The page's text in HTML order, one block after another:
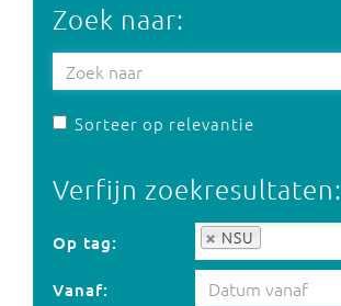
Zoek naar:
Sorteer op relevantie
Verfijn zoekresultaten:
Op tag: NSU
Op tag:
Vanaf: